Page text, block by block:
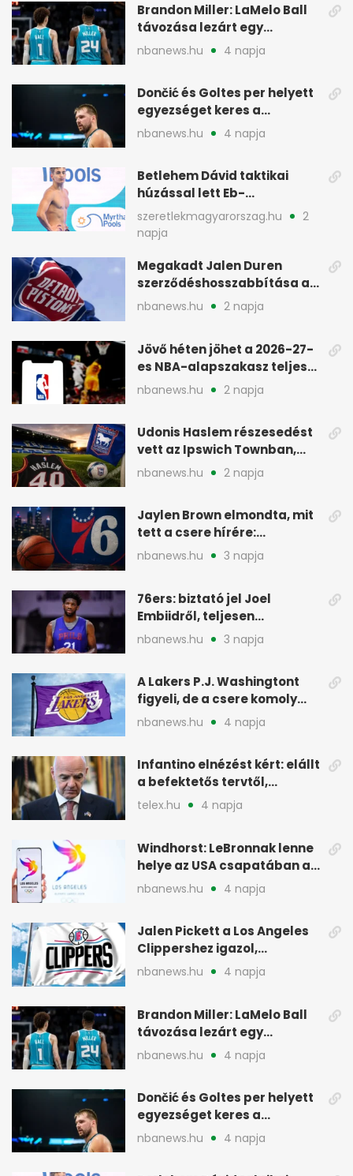
Brandon Miller: LaMelo Ball
távozása lezárt egy
korszakot a Hornetsnél
nbanews.hu 4 napja
Dončić és Goltes per helyett
egyezséget keres a
gyerekügyben
nbanews.hu 4 napja
Betlehem Dávid taktikai
húzással lett Eb-
aranyérmes Párizsban
szeretlekmagyarorszag.hu
2
napja
Megakadt Jalen Duren
szerződéshosszabbítása a
Detroit Pistonsnál
nbanews.hu 2 napja
Jövő héten jöhet a 2026-27-
es NBA-alapszakasz teljes
menetrendje
nbanews.hu 2 napja
Udonis Haslem részesedést
vett az Ipswich Townban,
Premier League-szereplés
nbanews.hu 2 napja
Jaylen Brown elmondta, mit
tett a csere hírére:
elhajította a telefonját
nbanews.hu 3 napja
76ers: biztató jel Joel
Embiidről, teljesen
egészségesen készül
nbanews.hu 3 napja
A Lakers P.J. Washingtont
figyeli, de a csere komoly
akadályokba ütközhet
nbanews.hu 4 napja
Infantino elnézést kért: elállt
a befektetős tervtől,
maradhat FIFA-elnök
telex.hu 4 napja
Windhorst: LeBronnak lenne
helye az USA csapatában a
2028-as olimpián
nbanews.hu 4 napja
Jalen Pickett a Los Angeles
Clippershez igazol,
kétirányú szerződéssel
nbanews.hu 4 napja
Brandon Miller: LaMelo Ball
távozása lezárt egy
korszakot a Hornetsnél
nbanews.hu 4 napja
Dončić és Goltes per helyett
egyezséget keres a
gyerekügyben
nbanews.hu 4 napja